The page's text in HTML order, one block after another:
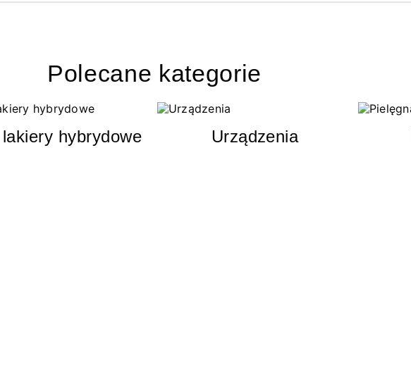
Polecane kategorie
hybrydowe Urządzenia